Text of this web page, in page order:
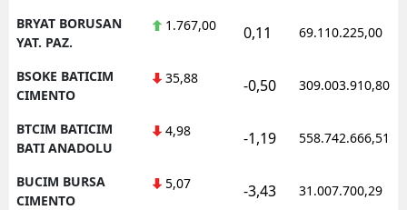
BRYAT BORUSAN
YAT. PAZ.
1.767,00 0,11 69.110.225,00
BSOKE BATICIM
CIMENTO
35,88 -0,50 309.003.910,80
BTCIM BATICIM
BATI ANADOLU
4,98 -1,19 558.742.666,51
BUCIM BURSA
CIMENTO
5,07 -3,43 31.007.700,29